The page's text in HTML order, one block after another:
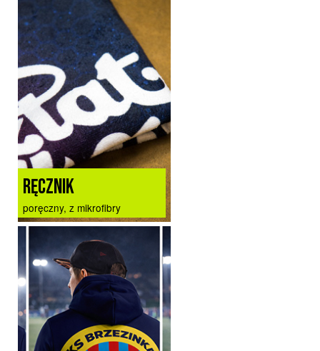
RĘCZNIK
poręczny, z mikrofibry